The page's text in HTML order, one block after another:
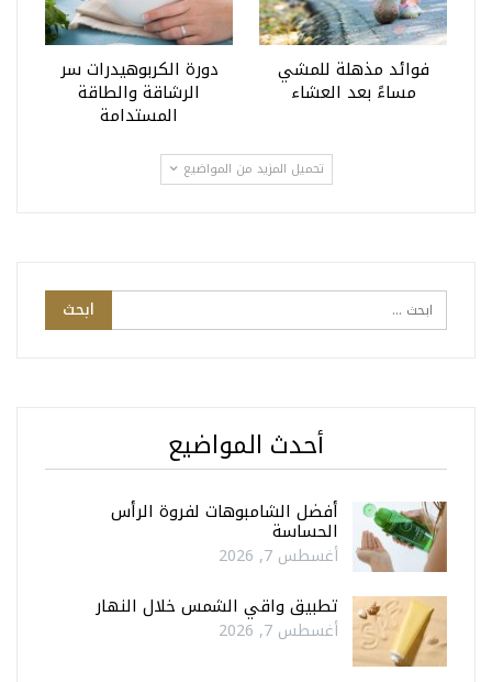
فوائد مذهلة للمشي
مساءً بعد العشاء
دورة الكربوهيدرات سر
الرشاقة والطاقة
المستدامة
تحميل المزيد من المواضيع
أحدث المواضيع
أفضل الشامبوهات لفروة الرأس
الحساسة
أغسطس 7, 2026
تطبيق واقي الشمس خلال النهار
أغسطس 7, 2026